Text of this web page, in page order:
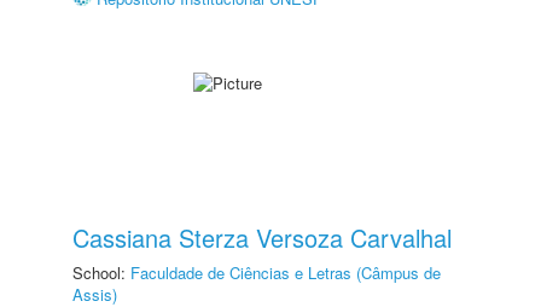
Cassiana Sterza Versoza Carvalhal
School: Faculdade de Ciências e Letras (Câmpus de
Assis)